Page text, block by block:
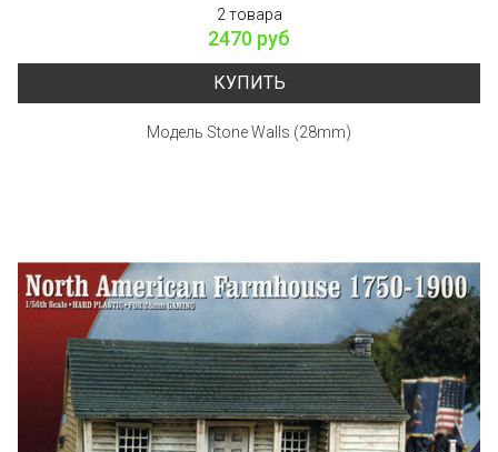
2 товара
2470 руб
КУПИТЬ
Модель Stone Walls (28mm)